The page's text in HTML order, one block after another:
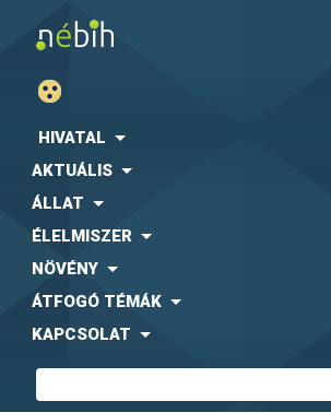
HIVATAL
AKTUÁLIS
ÁLLAT
ÉLELMISZER
NÖVÉNY
ÁTFOGÓ TÉMÁK
KAPCSOLAT